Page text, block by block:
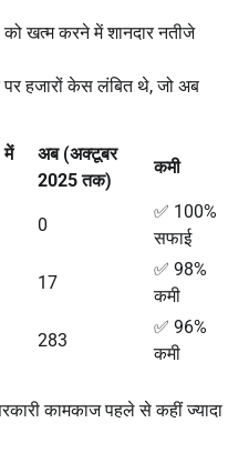
खत्म करने में शानदार नतीजे
हजारों केस लंबित थे, जो अब
में
अब (अक्टूबर
2025तक)
कमी
0
✅ 100%
सफाई
17
✅ 98%
कमी
283
✅ 96%
कमी
कामकाज पहले से कहीं ज्यादा